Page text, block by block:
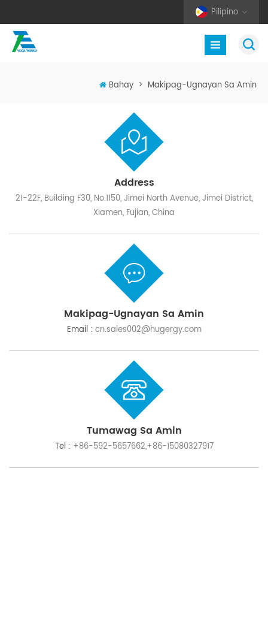
Pilipino
Bahay > Makipag-Ugnayan Sa Amin
Address
21-22F, Building F30, No.1150, Jimei North Avenue, Jimei District,
Xiamen, Fujian, China
Makipag-Ugnayan Sa Amin
Email : cn.sales002@hugergy.com
Tumawag Sa Amin
Tel : +86-592-5657662,+86-15080327917